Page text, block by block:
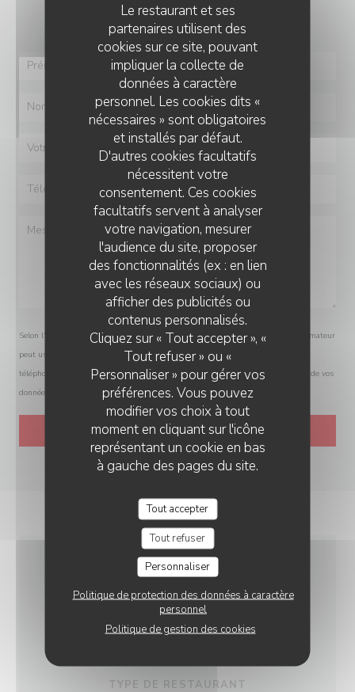
Le restaurant et ses
partenaires utilisent des
cookies sur ce site, pouvant
impliquer la collecte de
données à caractère
personnel. Les cookies dits «
nécessaires » sont obligatoires
et installés par défaut.
D'autres cookies facultatifs
nécessitent votre
consentement. Ces cookies
facultatifs servent à analyser
votre navigation, mesurer
l'audience du site, proposer
des fonctionnalités (ex : en lien
avec les réseaux sociaux) ou
afficher des publicités ou
contenus personnalisés.
Cliquez sur « Tout accepter », «
Tout refuser » ou «
Personnaliser » pour gérer vos
préférences. Vous pouvez
modifier vos choix à tout
moment en cliquant sur l'icône
représentant un cookie en bas
à gauche des pages du site.
Tout accepter
Tout refuser
Personnaliser
Politique de protection des données à caractère
personnel
Politique de gestion des cookies
Remplissez le formulaire ci-dessous !
Selon l'article L.223-2 du code de la consommation, il est rappelé que le consommateur
peut user de son droit à s'inscrire sur la liste d'opposition au démarchage
téléphonique Bloctel :bloctel.gouv.fr . Pour plus d'informations sur le traitement de vos
données, consultez notrepolitique de confidentialité
INFOS PRATIQUES
CUISINE
TYPE DE RESTAURANT